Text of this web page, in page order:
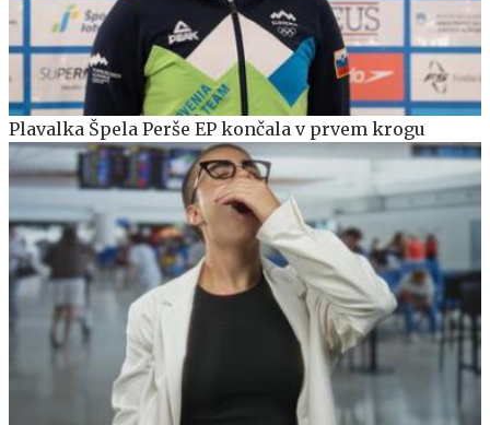
Plavalka Špela Perše EP končala v prvem krogu